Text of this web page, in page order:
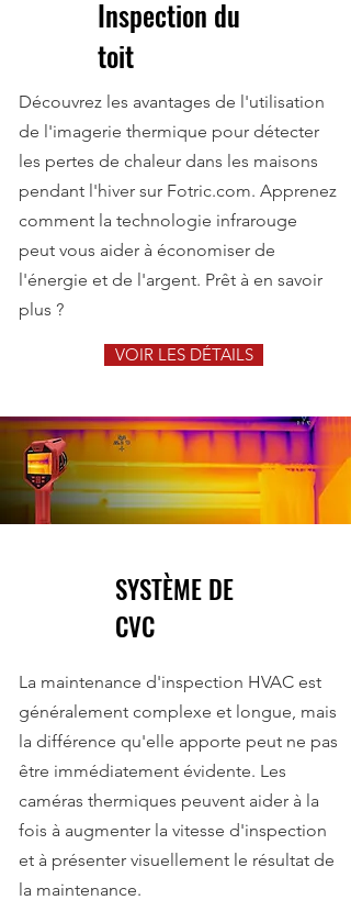
Inspection du
toit
Découvrez les avantages de l'utilisation
de l'imagerie thermique pour détecter
les pertes de chaleur dans les maisons
pendant l'hiver sur Fotric.com. Apprenez
comment la technologie infrarouge
peut vous aider à économiser de
l'énergie et de l'argent. Prêt à en savoir
plus ?
VOIR LES DÉTAILS
SYSTÈME DE
CVC
La maintenance d'inspection HVAC est
généralement complexe et longue, mais
la différence qu'elle apporte peut ne pas
être immédiatement évidente. Les
caméras thermiques peuvent aider à la
fois à augmenter la vitesse d'inspection
et à présenter visuellement le résultat de
la maintenance.